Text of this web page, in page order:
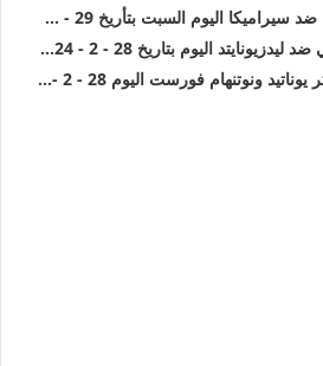
اليوم السبت بتأريخ 29 - 6 - 2024 الدوري المصري
اليوم بتاريخ 28 - 2 - 2024 الدور الـ 16
فورست اليوم 28 - 2 - 2024 الدور الـ 16